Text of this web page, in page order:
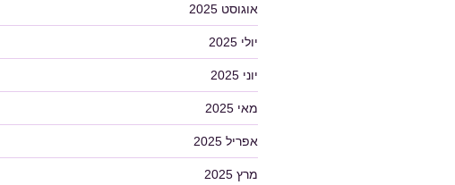
אוגוסט 2025
יולי 2025
יוני 2025
מאי 2025
אפריל 2025
מרץ 2025